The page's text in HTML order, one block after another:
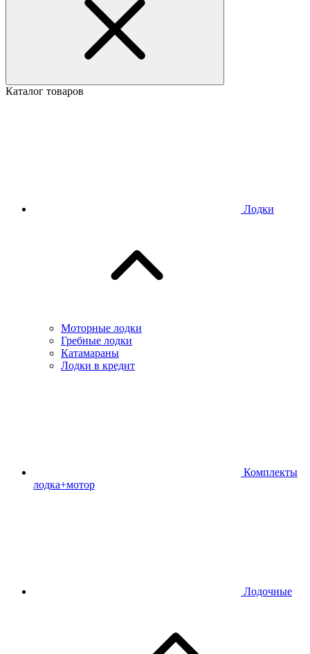
Каталог товаров
Лодки
Моторные лодки
Гребные лодки
Катамараны
Лодки в кредит
Комплекты
лодка+мотор
Лодочные